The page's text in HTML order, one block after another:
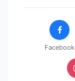
Facebook